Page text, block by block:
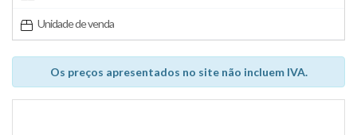
Unidade de venda
Os preços apresentados no site não incluem IVA.